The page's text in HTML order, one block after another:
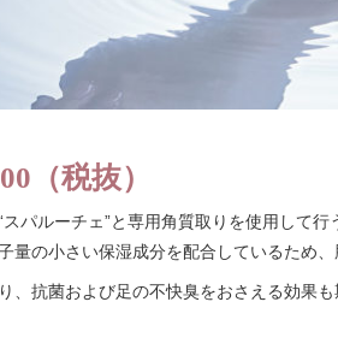
（税抜）
パルーチェ”と専用角質取りを使用して行
量の小さい保湿成分を配合しているため
、抗菌および足の不快臭をおさえる効果も